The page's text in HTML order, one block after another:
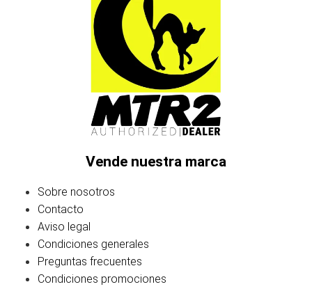
Vende nuestra marca
Sobre nosotros
Contacto
Aviso legal
Condiciones generales
Preguntas frecuentes
Condiciones promociones